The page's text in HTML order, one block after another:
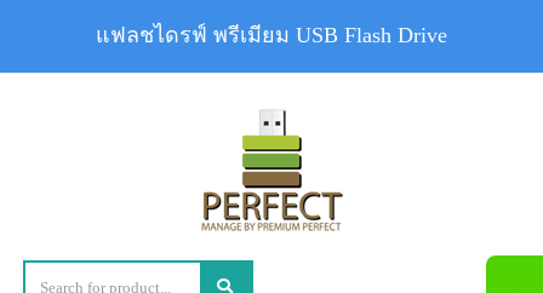
แฟลชไดรฟ์ พรีเมียม USB Flash Drive